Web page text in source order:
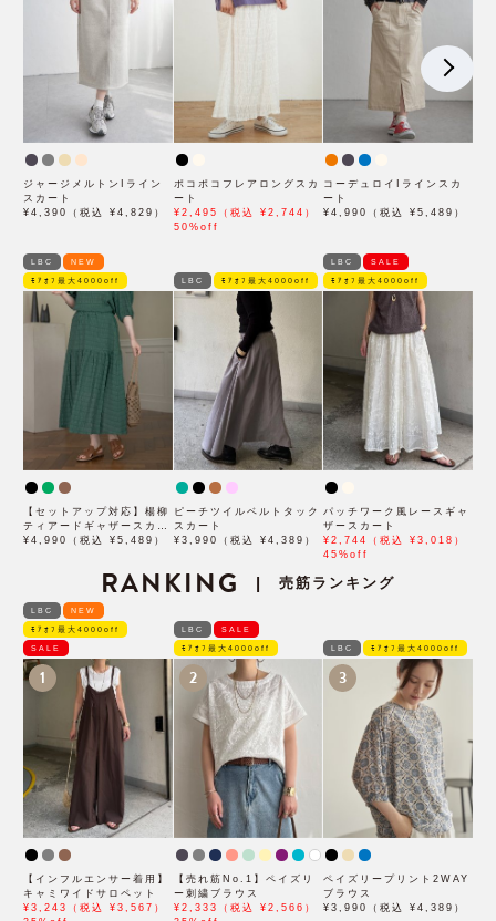
ジャージメルトンIライン
スカート
¥4,390（税込 ¥4,829）
ポコポコフレアロングスカ
ート
¥2,495（税込 ¥2,744）
50%off
コーデュロイIラインスカ
ート
¥4,990（税込 ¥5,489）
LBC NEW
ﾓｱｵﾌ最大4000off
【セットアップ対応】楊柳
ティアードギャザースカー
ト
¥4,990（税込 ¥5,489）
LBC ﾓｱｵﾌ最大4000off
ピーチツイルベルトタック
スカート
¥3,990（税込 ¥4,389）
LBC SALE
ﾓｱｵﾌ最大4000off
パッチワーク風レースギャ
ザースカート
¥2,744（税込 ¥3,018）
45%off
RANKING | 売筋ランキング
LBC NEW
ﾓｱｵﾌ最大4000off
SALE
1
【インフルエンサー着用】
キャミワイドサロペット
¥3,243（税込 ¥3,567）
LBC SALE
ﾓｱｵﾌ最大4000off
2
【売れ筋No.1】ペイズリ
ー刺繍ブラウス
¥2,333（税込 ¥2,566）
LBC ﾓｱｵﾌ最大4000off
3
ペイズリープリント2WAY
ブラウス
¥3,990（税込 ¥4,389）